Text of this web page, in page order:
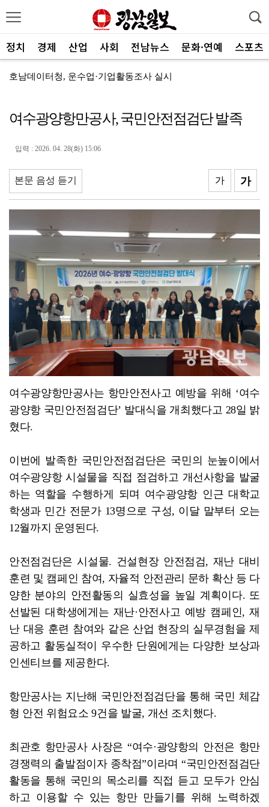
정치 경제 산업 사회 전남뉴스 문화·연예 스포츠
호남데이터청, 운수업·기업활동조사 실시
제주항공, 하반기 객실승무원 채용
세계태권도한마당 순천서 열린다
광주FC, 레전드 예우 문화 뿌리내린다
전남도체육회, 유소년 스포츠 인재 육성 박차
'말 대신 몸짓으로'…몸과 마음 잇는 무언의 인문학
여수광양항만공사, 국민안전점검단 발족
입력 : 2026. 04. 28(화) 15:06
본문 음성 듣기 가
가
여수광양항만공사는 항만안전사고 예방을 위해 ‘여수
광양항 국민안전점검단’ 발대식을 개최했다고 28일 밝
혔다.
이번에 발족한 국민안전점검단은 국민의 눈높이에서
여수광양항 시설물을 직접 점검하고 개선사항을 발굴
하는 역할을 수행하게 되며 여수광양항 인근 대학교
학생과 민간 전문가 13명으로 구성, 이달 말부터 오는
12월까지 운영된다.
안전점검단은 시설물. 건설현장 안전점검, 재난 대비
훈련 및 캠페인 참여, 자율적 안전관리 문하 확산 등 다
양한 분야의 안전활동의 실효성을 높일 계획이다. 또
선발된 대학생에게는 재난·안전사고 예방 캠페인, 재
난 대응 훈련 참여와 같은 산업 현장의 실무경험을 제
공하고 활동실적이 우수한 단원에게는 다양한 보상과
인센티브를 제공한다.
항만공사는 지난해 국민안전점검단을 통해 국민 체감
형 안전 위험요소 9건을 발굴, 개선 조치했다.
최관호 항만공사 사장은 “여수·광양항의 안전은 항만
경쟁력의 출발점이자 종착점”이라며 “국민안전점검단
활동을 통해 국민의 목소리를 직접 듣고 모두가 안심
하고 이용할 수 있는 항만 만들기를 위해 노력하겠